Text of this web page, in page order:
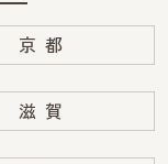
京都
滋賀